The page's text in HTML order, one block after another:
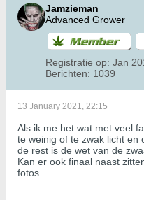
Jamzieman
Advanced Grower
Registratie op: Jan
Berichten: 1039
13 January 2021, 22:15
Als ik me het wat met veel
te weinig of te zwak licht en
de rest is de wet van de
Kan er ook finaal naast
fotos